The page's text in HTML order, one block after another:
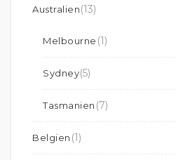
Australien(13)
Melbourne (1)
Sydney(5)
Tasmanien (7)
Belgien (1)